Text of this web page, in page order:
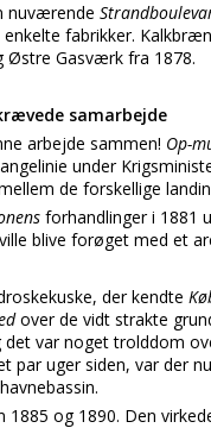
nuværende
fabrikker.
Østre Gasværk fra 1878.
samarbejde
arbejde sammen! Op-
under
de forskellige
forhandlinger i 1881
blive forøget med et
der kendte
over de vidt strakte
det var noget trolddom
par uger siden, var der
1885 og 1890. Den